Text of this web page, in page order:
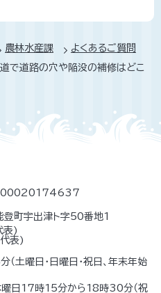
農林水産課
よくあるご質問
で道路の穴や陥没の補修はどこ
町宇出津ト字50番地1
表)
表)
土曜日・日曜日・祝日、年末年始
曜日17時15分から18時30分（祝